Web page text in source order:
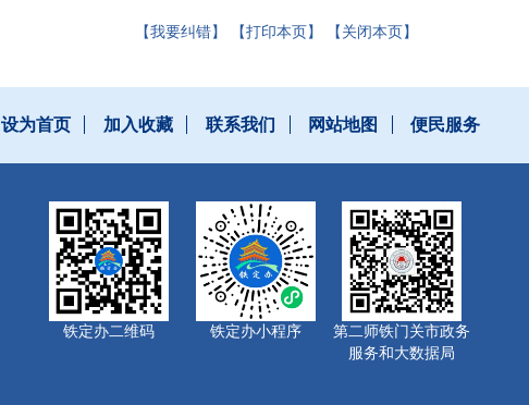
【我要纠错】 【打印本页】 【关闭本页】
设为首页 加入收藏 联系我们 网站地图 便民服务
铁定办二维码 铁定办小程序
第二师铁门关市政务
服务和大数据局